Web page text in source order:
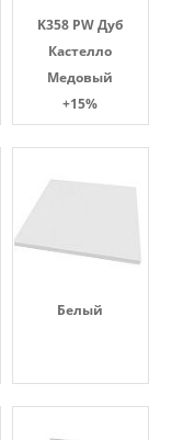
K358 PW Дуб
Кастелло
Медовый
+15%
Белый